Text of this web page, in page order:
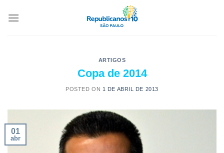
ARTIGOS
Copa de 2014
POSTED ON 1 DE ABRIL DE 2013
01
abr